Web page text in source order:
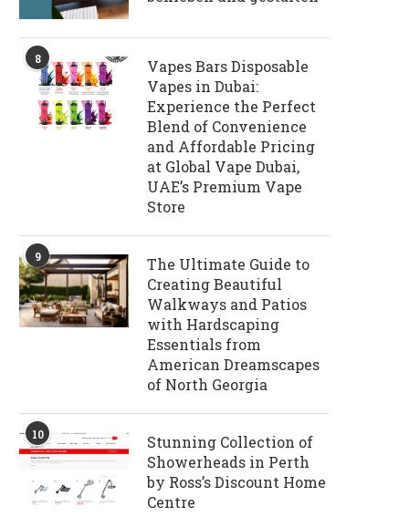
8
Vapes Bars Disposable
Vapes in Dubai:
Experience the Perfect
Blend of Convenience
and Affordable Pricing
at Global Vape Dubai,
UAE’s Premium Vape
Store
9
The Ultimate Guide to
Creating Beautiful
Walkways and Patios
with Hardscaping
Essentials from
American Dreamscapes
of North Georgia
10
Stunning Collection of
Showerheads in Perth
by Ross’s Discount Home
Centre